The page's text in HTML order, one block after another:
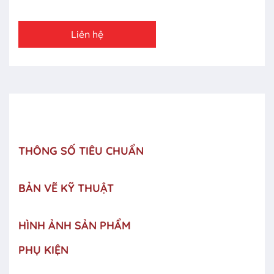
Liên hệ
THÔNG SỐ TIÊU CHUẨN
BẢN VẼ KỸ THUẬT
HÌNH ẢNH SẢN PHẨM
PHỤ KIỆN